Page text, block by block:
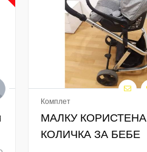
Комплет
МАЛКУ КОРИСТЕНА
КОЛИЧКА ЗА БЕБЕ